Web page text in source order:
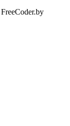
FreeCoder.by